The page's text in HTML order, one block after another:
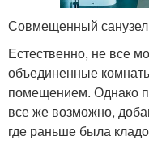
Совмещенный санузел
Естественно, не все
объединенные
помещением. Однако
все же возможно,
где раньше была